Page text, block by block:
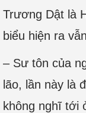
Trương Dật là
biểu hiện ra
– Sư tôn của
lão, lần này là
không nghĩ tới